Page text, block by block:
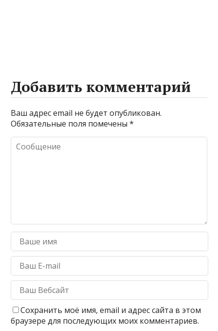
Добавить комментарий
Ваш адрес email не будет опубликован.
Обязательные поля помечены*
Сохранить моё имя, email и адрес сайта в этом
браузере для последующих моих комментариев.